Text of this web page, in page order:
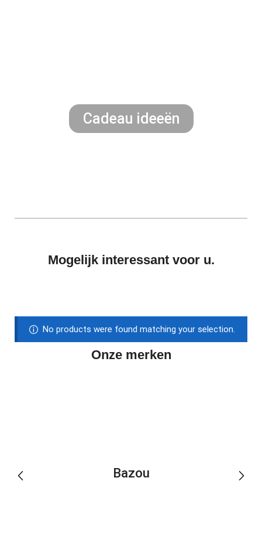
Cadeau ideeën
Mogelijk interessant voor u.
No products were found matching your selection.
Onze merken
Bazou